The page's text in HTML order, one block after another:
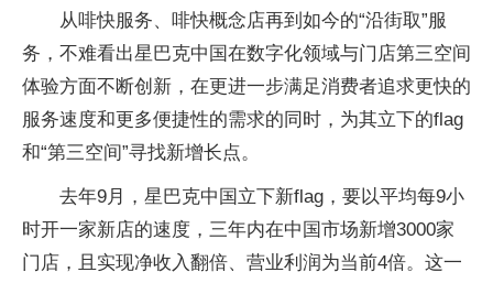
从啡快服务、啡快概念店再到如今的“沿街取”服
务，不难看出星巴克中国在数字化领域与门店第三空间
体验方面不断创新，在更进一步满足消费者追求更快的
服务速度和更多便捷性的需求的同时，为其立下的flag
和“第三空间”寻找新增长点。
去年9月，星巴克中国立下新flag，要以平均每9小
时开一家新店的速度，三年内在中国市场新增3000家
门店，且实现净收入翻倍、营业利润为当前4倍。这一